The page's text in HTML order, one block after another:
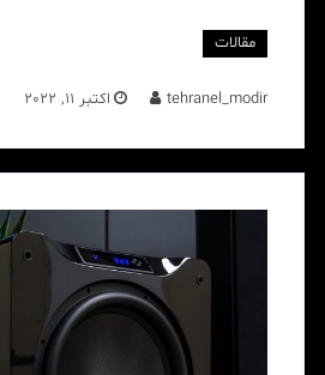
مقالات
tehranel_modir اکتبر 11, 2022